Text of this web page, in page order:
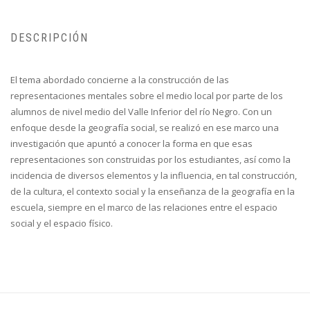
DESCRIPCIÓN
El tema abordado concierne a la construcción de las
representaciones mentales sobre el medio local por parte de los
alumnos de nivel medio del Valle Inferior del río Negro. Con un
enfoque desde la geografía social, se realizó en ese marco una
investigación que apuntó a conocer la forma en que esas
representaciones son construidas por los estudiantes, así como la
incidencia de diversos elementos y la influencia, en tal construcción,
de la cultura, el contexto social y la enseñanza de la geografía en la
escuela, siempre en el marco de las relaciones entre el espacio
social y el espacio físico.